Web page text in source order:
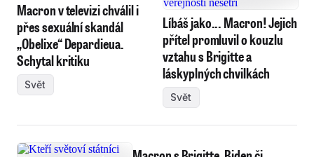
Macron v televizi chválil i
přes sexuální skandál
„Obelixe“ Depardieua.
Schytal kritiku
Svět
Líbáš jako... Macron! Jejich
přítel promluvil o kouzlu
vztahu s Brigitte a
láskyplných chvilkách
Svět